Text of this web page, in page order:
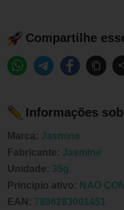
Compartilhe
Informações
Marca: Jasmine
Fabricante: Jasmine
Unidade: 35g
Principio ativo: NAO
EAN: 7896283001451